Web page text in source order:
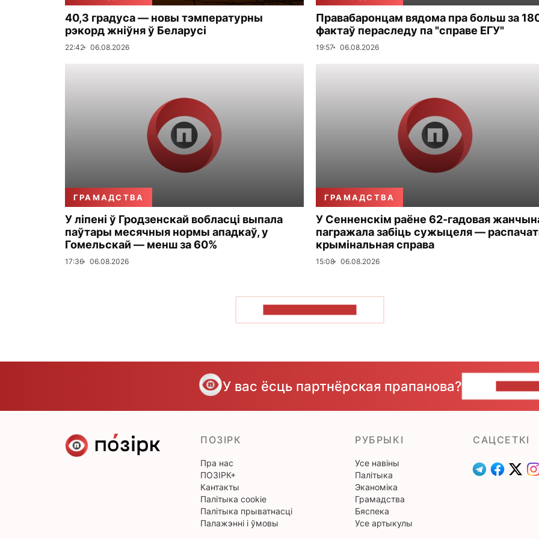
40,3 градуса — новы тэмпературны
рэкорд жніўня ў Беларусі
22:42 06.08.2026
Правабаронцам вядома пра больш за
фактаў пераследу па "справе ЕГУ"
19:57 06.08.2026
ГРАМАДСТВА
У ліпені ў Гродзенскай вобласці выпала
паўтары месячныя нормы ападкаў, у
Гомельскай — менш за 60%
17:36 06.08.2026
ГРАМАДСТВА
У Сенненскім раёне 62-гадовая
пагражала забіць сужыцеля —
крымінальная справа
15:08 06.08.2026
У вас ёсць партнёрская прапанова?
ПОЗІРК
Пра нас
ПОЗІРК+
Кантакты
Палітыка cookie
Палітыка прыватнасці
Палажэнні і ўмовы
РУБРЫКІ
Усе навіны
Палітыка
Эканоміка
Грамадства
Бяспека
Усе артыкулы
САЦСЕТКІ